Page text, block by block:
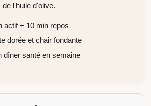
de l'huile d'olive.
actif + 10 min repos
dorée et chair fondante
dîner santé en semaine